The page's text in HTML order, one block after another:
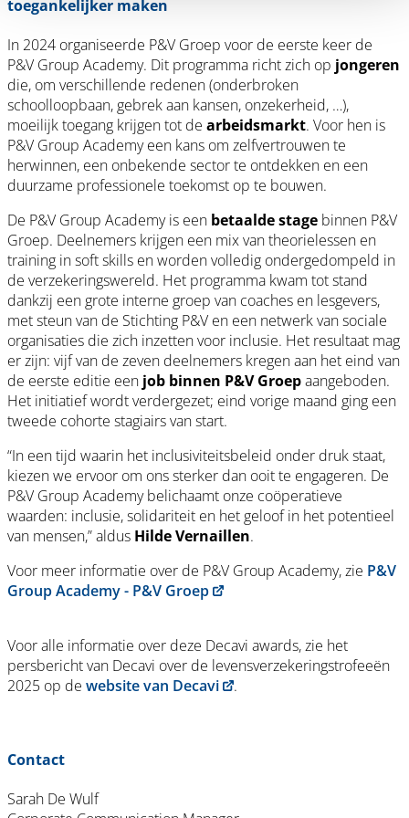
toegankelijker maken
In 2024 organiseerde P&V Groep voor de eerste keer de
P&V Group Academy. Dit programma richt zich op jongeren
die, om verschillende redenen (onderbroken
schoolloopbaan, gebrek aan kansen, onzekerheid, …),
moeilijk toegang krijgen tot de arbeidsmarkt. Voor hen is
P&V Group Academy een kans om zelfvertrouwen te
herwinnen, een onbekende sector te ontdekken en een
duurzame professionele toekomst op te bouwen.
De P&V Group Academy is een betaalde stage binnen P&V
Groep. Deelnemers krijgen een mix van theorielessen en
training in soft skills en worden volledig ondergedompeld in
de verzekeringswereld. Het programma kwam tot stand
dankzij een grote interne groep van coaches en lesgevers,
met steun van de Stichting P&V en een netwerk van sociale
organisaties die zich inzetten voor inclusie. Het resultaat mag
er zijn: vijf van de zeven deelnemers kregen aan het eind van
de eerste editie een job binnen P&V Groepaangeboden.
Het initiatief wordt verdergezet; eind vorige maand ging een
tweede cohorte stagiairs van start.
“In een tijd waarin het inclusiviteitsbeleid onder druk staat,
kiezen we ervoor om ons sterker dan ooit te engageren. De
P&V Group Academy belichaamt onze coöperatieve
waarden: inclusie, solidariteit en het geloof in het potentieel
van mensen,” aldus Hilde Vernaillen.
Voor meer informatie over de P&V Group Academy, zie P&V
Group Academy - P&V Groep
Voor alle informatie over deze Decavi awards, zie het
persbericht van Decavi over de levensverzekeringstrofeeën
2025 op de website van Decavi .
Contact
Sarah De Wulf